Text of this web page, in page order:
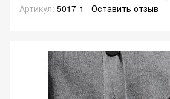
Артикул: 5017-1 Оставить отзыв